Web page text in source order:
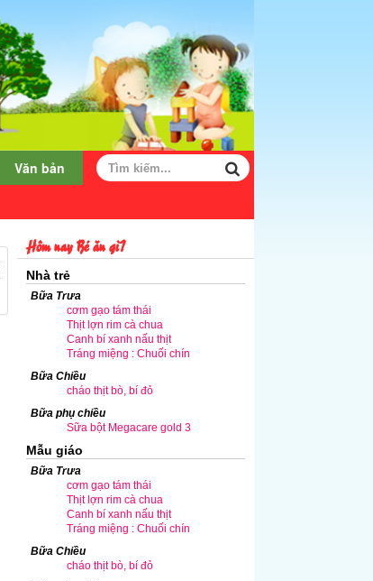
Văn bản
Hôm nay Bé ăn gì?
Nhà trẻ
Bữa Trưa
cơm gạo tám thái
Thịt lợn rim cà chua
Canh bí xanh nấu thịt
Tráng miệng : Chuối chín
Bữa Chiều
cháo thịt bò, bí đỏ
Bữa phụ chiều
Sữa bột Megacare gold 3
Mẫu giáo
Bữa Trưa
cơm gạo tám thái
Thịt lợn rim cà chua
Canh bí xanh nấu thịt
Tráng miệng : Chuối chín
Bữa Chiều
cháo thịt bò, bí đỏ